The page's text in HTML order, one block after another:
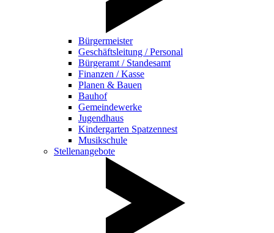
Bürgermeister
Geschäftsleitung / Personal
Bürgeramt / Standesamt
Finanzen / Kasse
Planen & Bauen
Bauhof
Gemeindewerke
Jugendhaus
Kindergarten Spatzennest
Musikschule
Stellenangebote